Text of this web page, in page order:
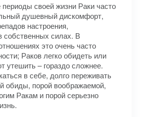
своей жизни Раки часто
душевный дискомфорт,
настроения,
собственных силах. В
это очень часто
Раков легко обидеть или
утешить – гораздо сложнее.
в себе, долго переживать
обиды, порой воображаемой,
Ракам и порой серьезно